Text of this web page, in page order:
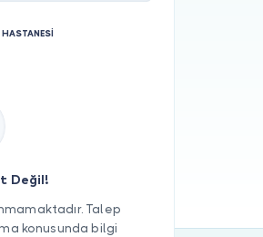
Değil!
Talep
konusunda bilgi